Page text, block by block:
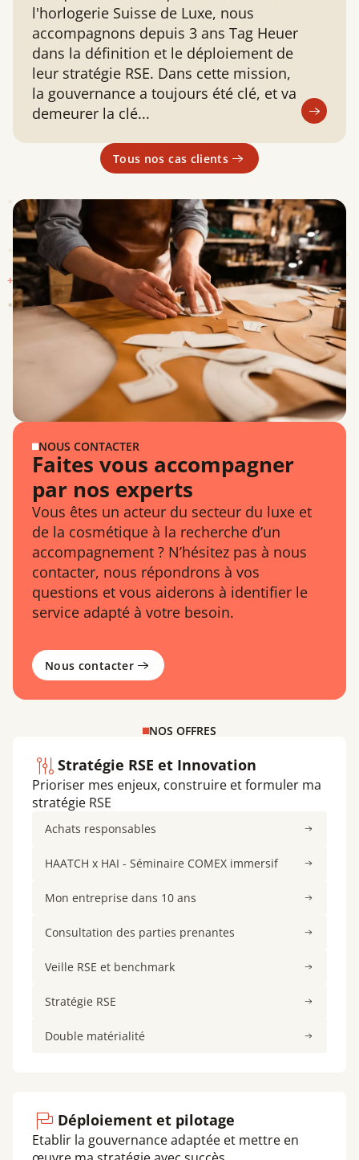
l'horlogerie Suisse de Luxe, nous
accompagnons depuis 3 ans Tag Heuer
dans la définition et le déploiement de
leur stratégie RSE. Dans cette mission,
la gouvernance a toujours été clé, et va
demeurer la clé...
Tous nos cas clients
NOUS CONTACTER
Faites vous accompagner
par nos experts
Vous êtes un acteur du secteur du luxe et
de la cosmétique à la recherche d’un
accompagnement ? N’hésitez pas à nous
contacter, nous répondrons à vos
questions et vous aiderons à identifier le
service adapté à votre besoin.
Nous contacter
NOS OFFRES
Stratégie RSE et Innovation
Prioriser mes enjeux, construire et formuler ma
stratégie RSE
Achats responsables
HAATCH x HAI - Séminaire COMEX immersif
Mon entreprise dans 10 ans
Consultation des parties prenantes
Veille RSE et benchmark
Stratégie RSE
Double matérialité
Déploiement et pilotage
Etablir la gouvernance adaptée et mettre en